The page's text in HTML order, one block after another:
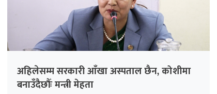
अहिलेसम्म सरकारी आँखा अस्पताल छैन, कोशीमा
बनाउँदैछौँः मन्त्री मेहता